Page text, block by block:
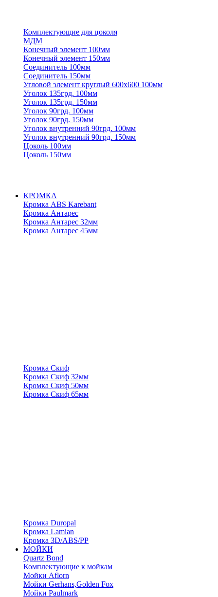
Комплектующие для цоколя
МДМ
Конечный элемент 100мм
Конечный элемент 150мм
Соединитель 100мм
Соединитель 150мм
Угловой элемент круглый 600х600 100мм
Уголок 135грд. 100мм
Уголок 135грд. 150мм
Уголок 90грд. 100мм
Уголок 90грд. 150мм
Уголок внутренний 90грд. 100мм
Уголок внутренний 90грд. 150мм
Цоколь 100мм
Цоколь 150мм
КРОМКА
Кромка ABS Karebant
Кромка Антарес
Кромка Антарес 32мм
Кромка Антарес 45мм
Кромка Скиф
Кромка Скиф 32мм
Кромка Скиф 50мм
Кромка Скиф 65мм
Кромка Duropal
Кромка Lamian
Кромка 3D/ABS/PP
МОЙКИ
Quartz Bond
Комплектующие к мойкам
Мойки Aflorn
Мойки Gerhans,Golden Fox
Мойки Paulmark